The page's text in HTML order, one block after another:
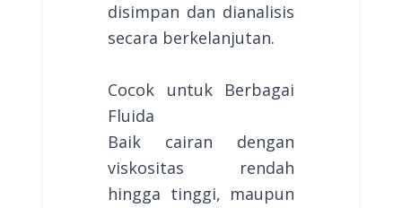
disimpan dan dianalisis
secara berkelanjutan.
Cocok untuk Berbagai
Fluida
Baik cairan dengan
viskositas rendah
hingga tinggi, maupun